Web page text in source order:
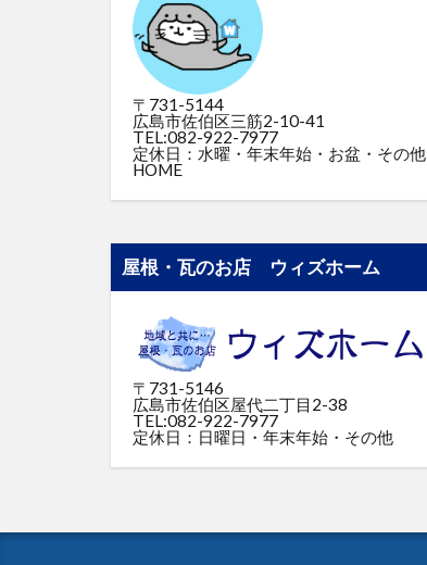
〒731-5144
広島市佐伯区三筋2-10-41
TEL:082-922-7977
定休日：水曜・年末年始・お盆・その他
HOME
屋根・瓦のお店 ウィズホーム
〒731-5146
広島市佐伯区屋代二丁目2-38
TEL:082-922-7977
定休日：日曜日・年末年始・その他